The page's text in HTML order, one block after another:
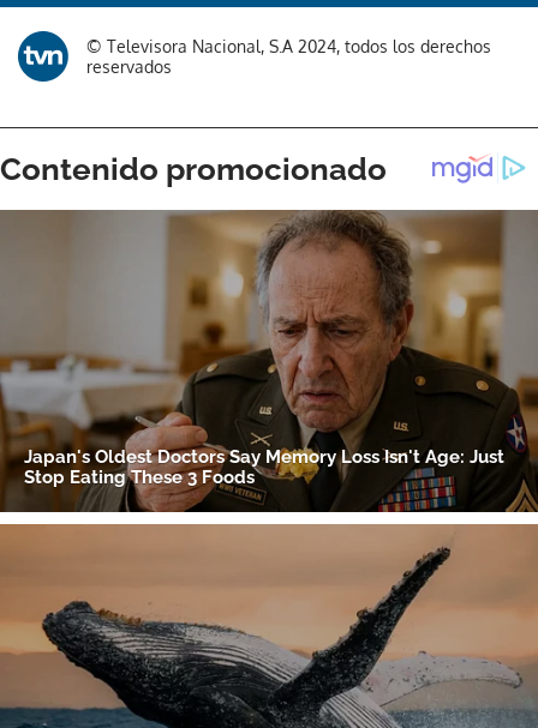
ACEPTAR
© Televisora Nacional, S.A 2024, todos los derechos
reservados